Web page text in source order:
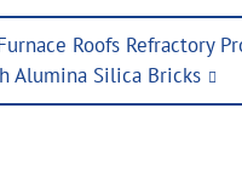
Roofs Refractory
Alumina Silica Bricks